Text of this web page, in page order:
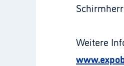
Weitere